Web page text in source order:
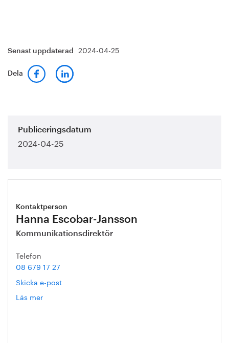
Senast uppdaterad 2024-04-25
Dela
Publiceringsdatum
2024-04-25
Kontaktperson
Hanna Escobar-Jansson
Kommunikationsdirektör
Telefon
08 679 17 27
Skicka e-post
Läs mer